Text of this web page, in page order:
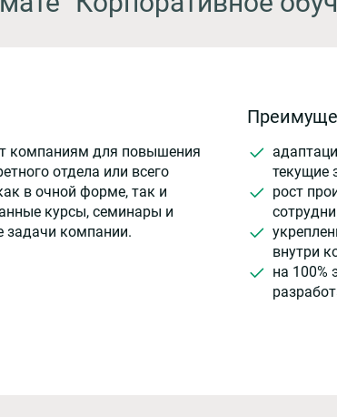
компаниям для повышения
отдела или всего
в очной форме, так и
курсы, семинары и
задачи компании.
текущие
рост
внутри
на 100%